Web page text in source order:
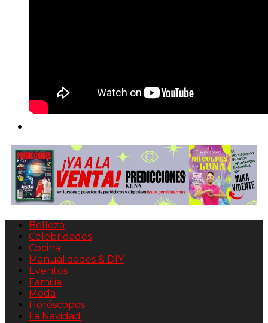
Belleza
Celebridades
Cocina
Manualidades & DIY
Eventos
Familia
Moda
Horóscopos
La Navidad